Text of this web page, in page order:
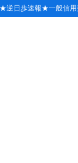
逆日歩速報★一般信用